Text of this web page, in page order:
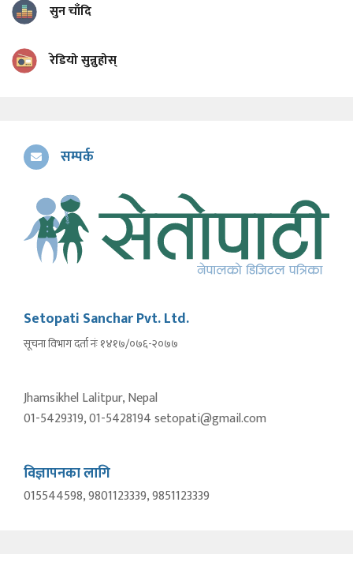
सुन चाँदि
रेडियो सुन्नुहोस्
सम्पर्क
Setopati Sanchar Pvt. Ltd.
सूचना विभाग दर्ता नंः १४१७/०७६-२०७७
Jhamsikhel Lalitpur, Nepal
01-5429319, 01-5428194 setopati@gmail.com
विज्ञापनका लागि
015544598, 9801123339, 9851123339